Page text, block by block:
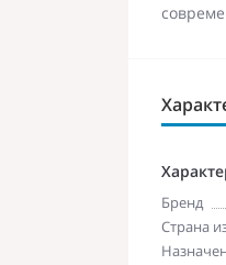
Бренд
Страна